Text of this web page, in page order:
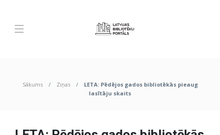
Sākums Ziņas
LETA: Pēdējos gados bibliotēkās pieaug
lasītāju skaits